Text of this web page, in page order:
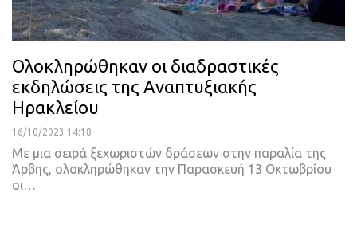
Ολοκληρώθηκαν οι διαδραστικές
εκδηλώσεις της Αναπτυξιακής
Ηρακλείου
16/10/2023 14:18
Με μια σειρά ξεχωριστών δράσεων στην παραλία της
Άρβης, ολοκληρώθηκαν την Παρασκευή 13 Οκτωβρίου
οι…